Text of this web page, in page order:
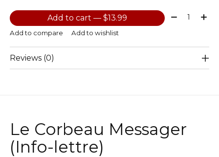
Add to cart — $13.99 Quantity:
Add to compare Add to wishlist
Reviews (0)
Le Corbeau Messager
(Info-lettre)